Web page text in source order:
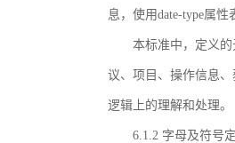
息，使用date-type属
本标准中，定义
议、项目、操作信息
逻辑上的理解和处理。
6.1.2 字母及符号